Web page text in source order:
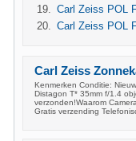
Carl Zeiss POL
Carl Zeiss POL
Carl Zeiss
Kenmerken Conditie:
Distagon T* 35mm f/1.4
verzonden!Waarom
Gratis verzending